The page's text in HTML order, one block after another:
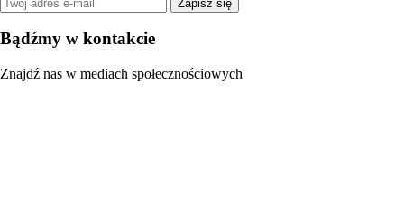
Zapisz się
Bądźmy w kontakcie
Znajdź nas w mediach społecznościowych